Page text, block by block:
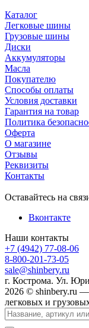
Каталог
Легковые шины
Грузовые шины
Диски
Аккумуляторы
Масла
Покупателю
Способы оплаты
Условия доставки
Гарантия на товар
Политика
Оферта
О магазине
Отзывы
Реквизиты
Контакты
Оставайтесь на
Вконтакте
Наши контакты
+7 (4942) 77-08-06
8-800-201-73-05
sale@shinbery.ru
г. Кострома. Ул.
2026 © shinbery.ru
легковых и